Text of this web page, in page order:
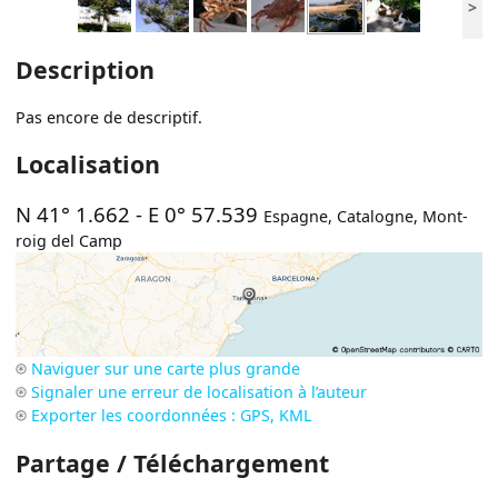
>
Description
Pas encore de descriptif.
Localisation
N 41° 1.662 - E 0° 57.539 Espagne, Catalogne, Mont-
roig del Camp
Naviguer sur une carte plus grande
Signaler une erreur de localisation à l’auteur
Exporter les coordonnées : GPS, KML
Partage / Téléchargement